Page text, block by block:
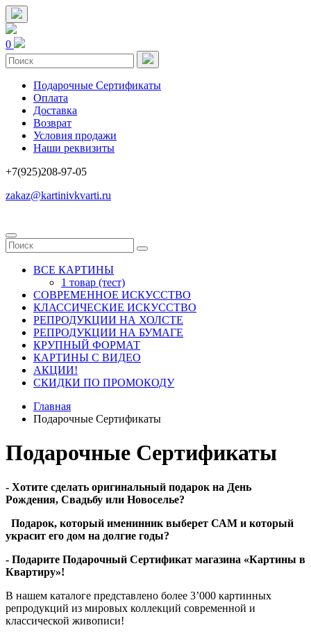
0
Подарочные Сертификаты
Оплата
Доставка
Возврат
Условия продажи
Наши реквизиты
+7(925)208-97-05
zakaz@kartinivkvarti.ru
ВСЕ КАРТИНЫ
1 товар (тест)
СОВРЕМЕННОЕ ИСКУССТВО
КЛАССИЧЕСКИЕ ИСКУССТВО
РЕПРОДУКЦИИ НА ХОЛСТЕ
РЕПРОДУКЦИИ НА БУМАГЕ
КРУПНЫЙ ФОРМАТ
КАРТИНЫ С ВИДЕО
АКЦИИ!
СКИДКИ ПО ПРОМОКОДУ
Главная
Подарочные Сертификаты
Подарочные Сертификаты
- Хотите сделать оригинальный подарок на День
Рождения, Свадьбу или Новоселье?
Подарок, который именинник выберет САМ и который
украсит его дом на долгие годы?
- Подарите Подарочный Сертификат магазина «Картины в
Квартиру»!
В нашем каталоге представлено более 3’000 картинных
репродукций из мировых коллекций современной и
классической живописи!